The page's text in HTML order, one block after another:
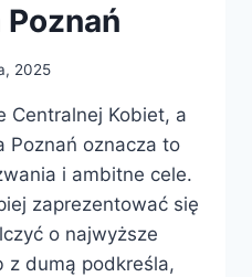
Poznań
2025
Centralnej Kobiet, a
Poznań oznacza to
i ambitne cele.
zaprezentować się
o najwyższe
z dumą podkreśla,